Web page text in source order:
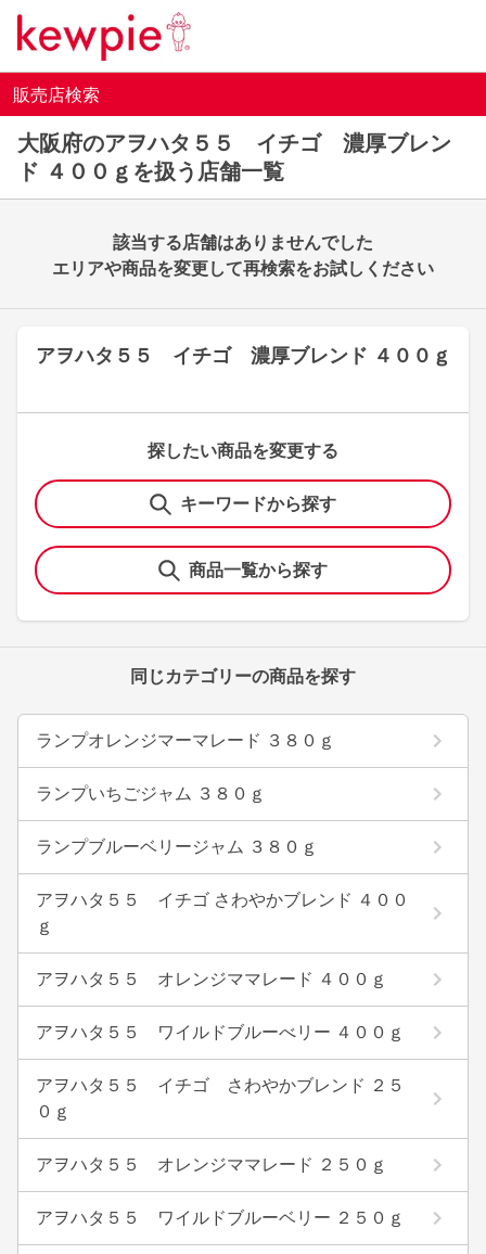
販売店検索
大阪府のアヲハタ５５ イチゴ 濃厚ブレン
ド ４００ｇを扱う店舗一覧
アヲハタ５５ イチゴ 濃厚ブレンド ４００ｇ
探したい商品を変更する
キーワードから探す
商品一覧から探す
同じカテゴリーの商品を探す
ランプオレンジマーマレード ３８０ｇ
ランプいちごジャム ３８０ｇ
ランプブルーベリージャム ３８０ｇ
アヲハタ５５ イチゴ さわやかブレンド ４００
ｇ
アヲハタ５５ オレンジママレード ４００ｇ
アヲハタ５５ ワイルドブルーべリー ４００ｇ
アヲハタ５５ イチゴ さわやかブレンド ２５
０ｇ
アヲハタ５５ オレンジママレード ２５０ｇ
アヲハタ５５ ワイルドブルーベリー ２５０ｇ
該当する店舗はありませんでした
エリアや商品を変更して再検索をお試しください